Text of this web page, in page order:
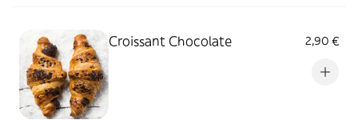
Croissant Chocolate 2,90 €